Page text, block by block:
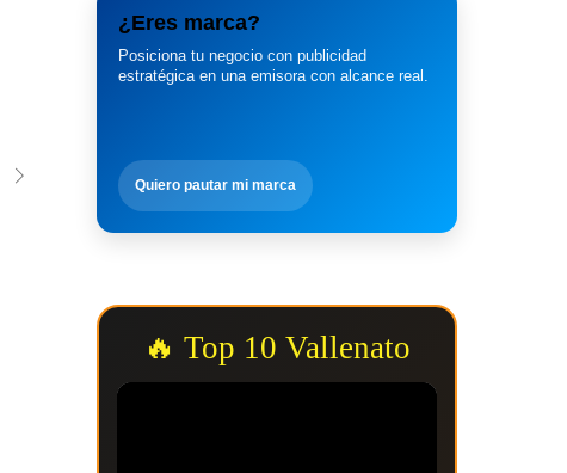
¿Eres marca?
Posiciona tu negocio con publicidad
estratégica en una emisora con alcance real.
Quiero pautar mi marca
🔥 Top 10 Vallenato